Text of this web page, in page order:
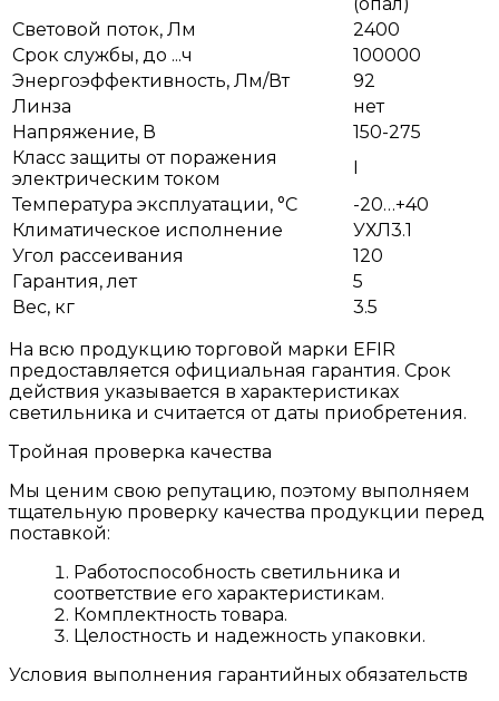
Световой поток, Лм
2400
Срок службы, до ...ч
100000
Энергоэффективность, Лм/Вт
92
Линза
нет
Напряжение, В
150-275
Класс защиты от поражения
электрическим током
I
Температура эксплуатации, °С
-20…+40
Климатическое исполнение
УХЛ3.1
Угол рассеивания
120
Гарантия, лет
5
Вес, кг
3.5
На всю продукцию торговой марки EFIR
предоставляется официальная гарантия. Срок
действия указывается в характеристиках
светильника и считается от даты приобретения.
Тройная проверка качества
Мы ценим свою репутацию, поэтому выполняем
тщательную проверку качества продукции перед
поставкой:
Работоспособность светильника и
соответствие его характеристикам.
Комплектность товара.
Целостность и надежность упаковки.
Условия выполнения гарантийных обязательств